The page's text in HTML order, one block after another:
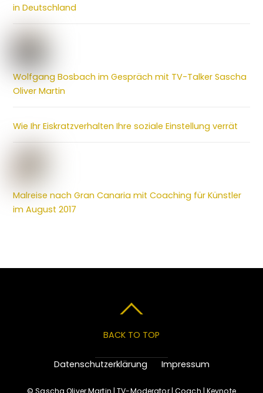
in Deutschland
Wolfgang Bosbach im Gespräch mit TV-Talker Sascha
Oliver Martin
Wie Ihr Eiskratzverhalten Ihre soziale Einstellung verrät
Malreise nach Gran Canaria mit Coaching für Künstler
im August 2017
BACK TO TOP
Datenschutzerklärung Impressum
©Sascha Oliver Martin | TV-Moderator | Coach | Keynote